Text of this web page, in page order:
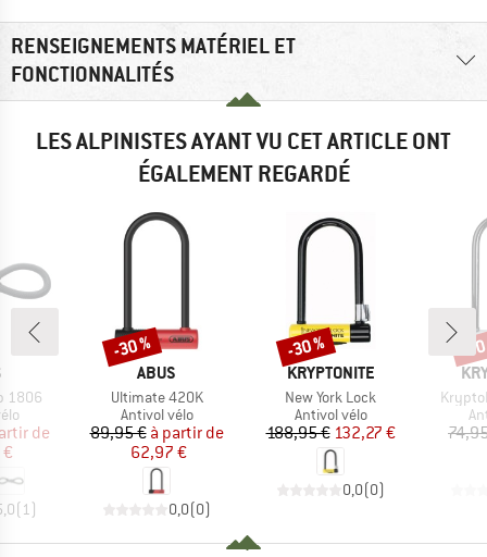
RENSEIGNEMENTS MATÉRIEL ET
FONCTIONNALITÉS
LES ALPINISTES AYANT VU CET ARTICLE ONT
ÉGALEMENT REGARDÉ
1806
réduit
de
( 1)
MARQUE
ABUS
Article
Ultimate 420K
Product group
Antivol vélo
Prix
89,95 € Prix réduit
à partir de
62,97 €
0,0(0)
Remise
-30 %
MARQUE
KRYPTONITE
Article
New York Lock
Product group
Antivol vélo
Prix
188,95 €Prix réduit
132,27 €
0,0(0)
Remise
-30 %
Article
-